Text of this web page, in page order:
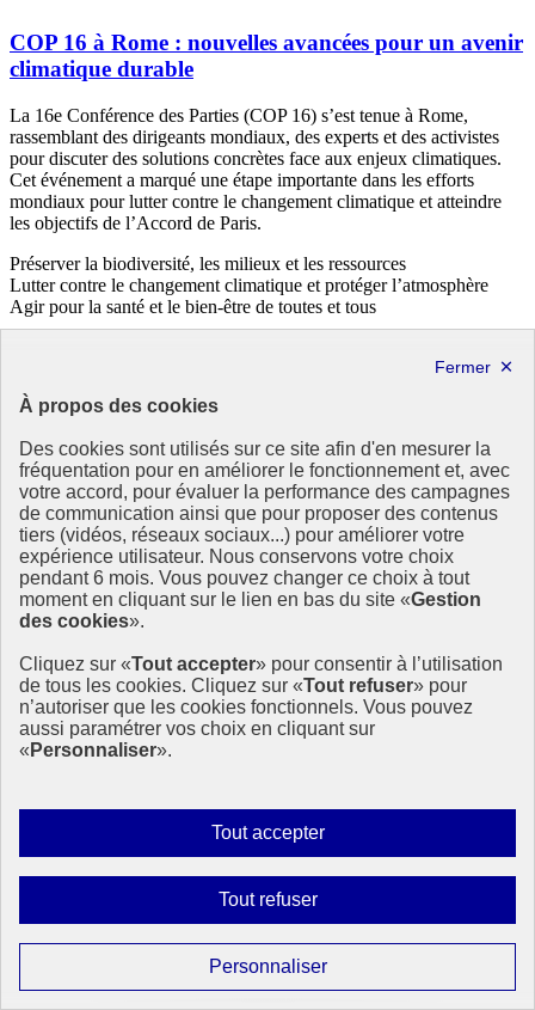
À propos des cookies
Des cookies sont utilisés sur ce site afin d'en mesurer la
fréquentation pour en améliorer le fonctionnement et, avec
votre accord, pour évaluer la performance des campagnes
de communication ainsi que pour proposer des contenus
tiers (vidéos, réseaux sociaux...) pour améliorer votre
expérience utilisateur. Nous conservons votre choix
pendant 6 mois. Vous pouvez changer ce choix à tout
moment en cliquant sur le lien en bas du site «Gestion
des cookies».
Cliquez sur «Tout accepter» pour consentir à l’utilisation
de tous les cookies. Cliquez sur «Tout refuser» pour
n’autoriser que les cookies fonctionnels. Vous pouvez
aussi paramétrer vos choix en cliquant sur
« Personnaliser».
Tout accepterAutoriser
tous
Tout refuserInterdire
tous
PersonnaliserParamétrer
les
COP 16 à Rome : nouvelles avancées pour un avenir
climatique durable
La 16e Conférence des Parties (COP 16) s’est tenue à Rome,
rassemblant des dirigeants mondiaux, des experts et des activistes
pour discuter des solutions concrètes face aux enjeux climatiques.
Cet événement a marqué une étape importante dans les efforts
mondiaux pour lutter contre le changement climatique et atteindre
les objectifs de l’Accord de Paris.
Préserver la biodiversité, les milieux et les ressources
Lutter contre le changement climatique et protéger l’atmosphère
Agir pour la santé et le bien-être de toutes et tous
sur les priorités pour 2025
Assemblée générale des Nations-unies : le Secrétaire général dévoile